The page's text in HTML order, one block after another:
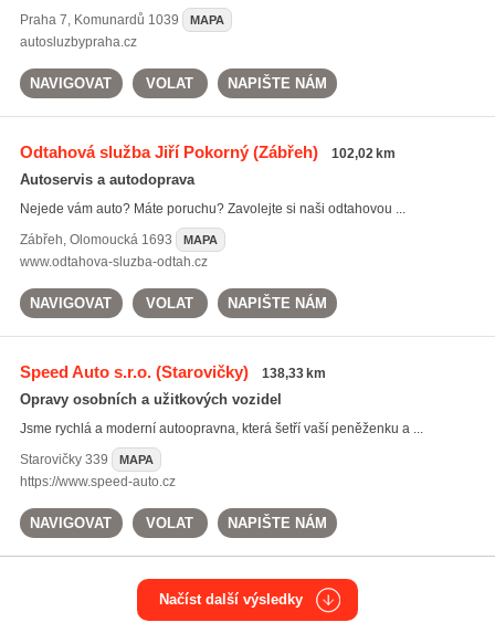
Praha 7, Komunardů 1039 MAPA
autosluzbypraha.cz
NAVIGOVAT VOLAT NAPIŠTE NÁM
Odtahová služba Jiří Pokorný(Zábřeh) 102,02 km
Autoservis a autodoprava
Nejede vám auto? Máte poruchu? Zavolejte si naši odtahovou ...
Zábřeh, Olomoucká 1693 MAPA
www.odtahova-sluzba-odtah.cz
NAVIGOVAT VOLAT NAPIŠTE NÁM
Speed Auto s.r.o.(Starovičky) 138,33 km
Opravy osobních a užitkových vozidel
Jsme rychlá a moderní autoopravna, která šetří vaší peněženku a ...
Starovičky339 MAPA
https://www.speed-auto.cz
NAVIGOVAT VOLAT NAPIŠTE NÁM
Načíst další výsledky